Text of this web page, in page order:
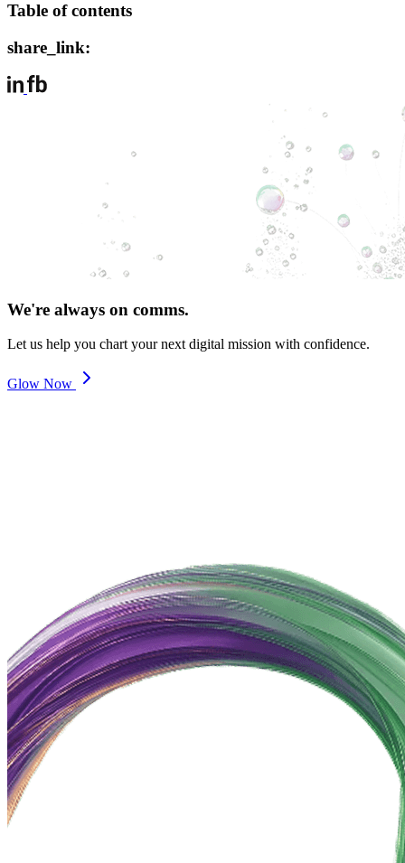
Table of contents
share_link:
We're always on comms.
Let us help you chart your next digital mission with confidence.
Glow Now